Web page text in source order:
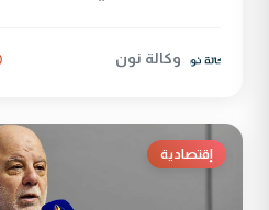
وكالة نون
إقتصادية